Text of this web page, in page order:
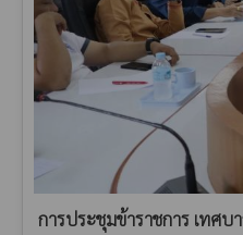
การประชุมข้าราชการ เทศ